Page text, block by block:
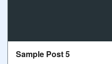
Sample Post 5